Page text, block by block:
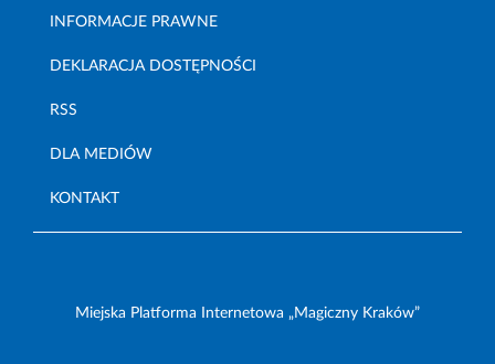
INFORMACJE PRAWNE
DEKLARACJA DOSTĘPNOŚCI
RSS
DLA MEDIÓW
KONTAKT
Miejska Platforma Internetowa „Magiczny Kraków”